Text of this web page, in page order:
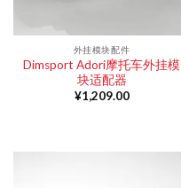
外挂模块配件
Dimsport Adori摩托车外挂模
块适配器
¥1,209.00